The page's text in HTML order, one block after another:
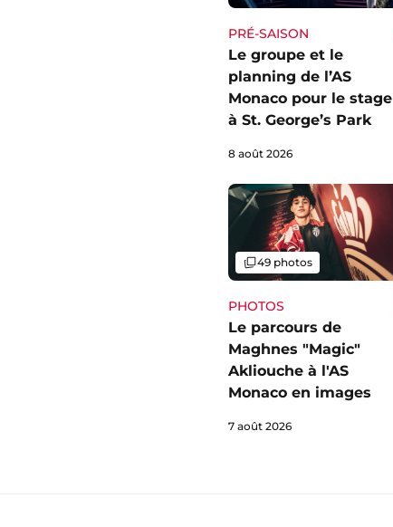
PRÉ-SAISON
Le groupe et le
planning de l’AS
Monaco pour le stage
à St. George’s Park
8 août 2026
PHOTOS
Le parcours de
Maghnes "Magic"
Akliouche à l'AS
Monaco en images
Galerie
49 photos
7 août 2026